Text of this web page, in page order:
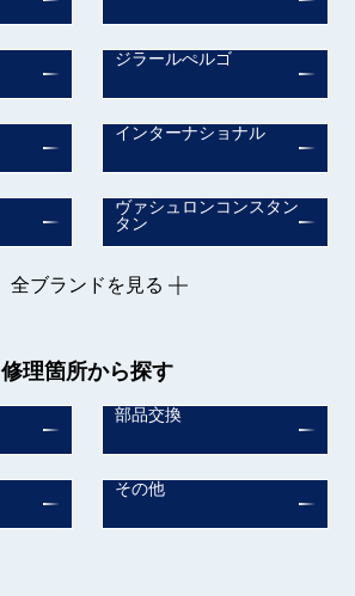
ジラールぺルゴ
インターナショナル
ヴァシュロンコンスタン
タン
全ブランドを見る
修理箇所から探す
部品交換
その他